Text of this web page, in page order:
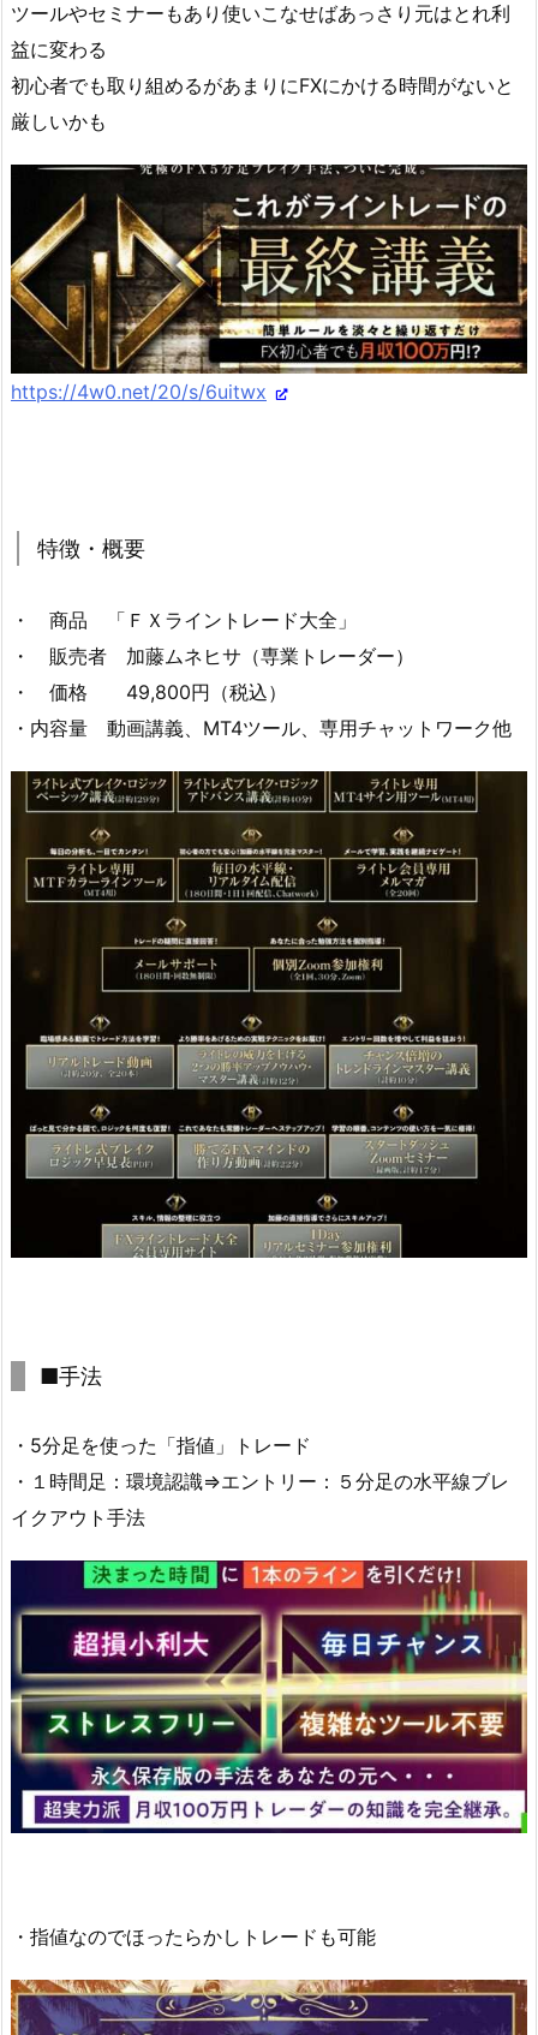
ツールやセミナーもあり使いこなせばあっさり元はとれ利
益に変わる
初心者でも取り組めるがあまりにFXにかける時間がないと
厳しいかも
https://4w0.net/20/s/6uitwx
特徴・概要
・ 商品 「ＦＸライントレード大全」
・ 販売者 加藤ムネヒサ（専業トレーダー）
・ 価格 49,800円（税込）
・内容量 動画講義、MT4ツール、専用チャットワーク他
■手法
・5分足を使った「指値」トレード
・１時間足：環境認識⇒エントリー：５分足の水平線ブレ
イクアウト手法
・指値なのでほったらかしトレードも可能